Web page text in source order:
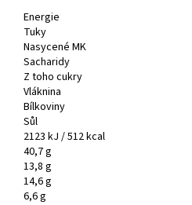
Energie
Tuky
Nasycené MK
Sacharidy
Z toho cukry
Vláknina
Bílkoviny
Sůl
2123 kJ / 512 kcal
40,7 g
13,8 g
14,6 g
6,6 g